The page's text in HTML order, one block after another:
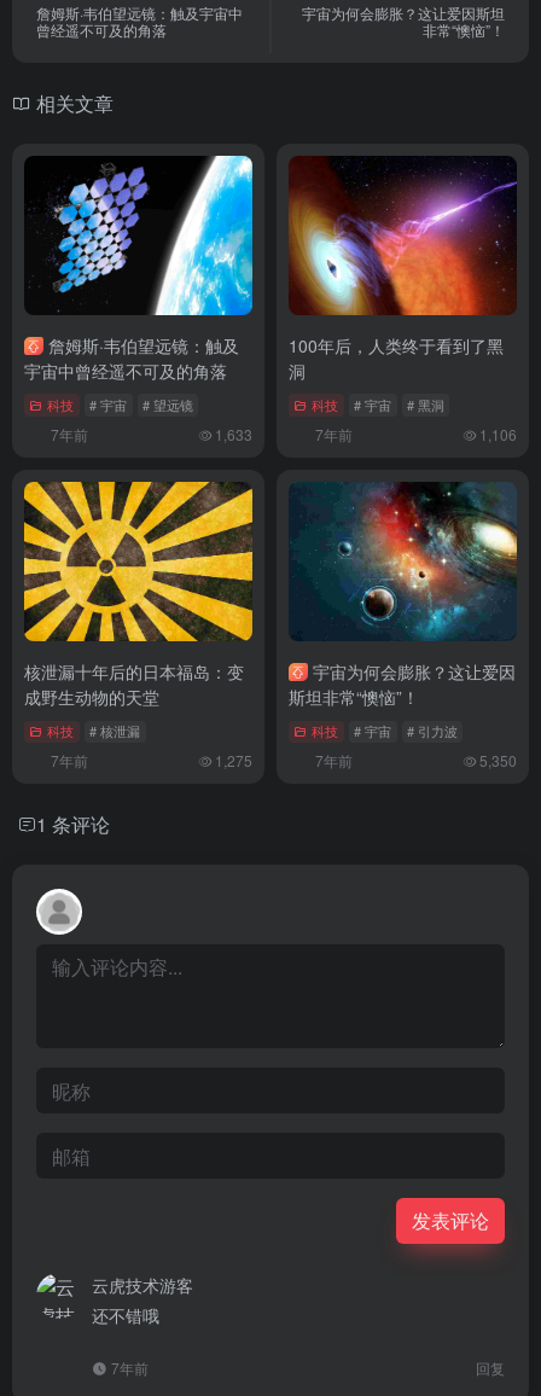
詹姆斯·韦伯望远镜：触及宇宙中
曾经遥不可及的角落
宇宙为何会膨胀？这让爱因斯坦
非常“懊恼”！
相关文章
詹姆斯·韦伯望远镜：触及
宇宙中曾经遥不可及的角落
科技 # 宇宙 # 望远镜
7年前 1,633
100年后，人类终于看到了黑
洞
科技 # 宇宙 # 黑洞
7年前 1,106
核泄漏十年后的日本福岛：变
成野生动物的天堂
科技 # 核泄漏
7年前 1,275
宇宙为何会膨胀？这让爱因
斯坦非常“懊恼”！
科技 # 宇宙 # 引力波
7年前 5,350
1 条评论
发表评论
云虎技术游客
还不错哦
7年前 回复